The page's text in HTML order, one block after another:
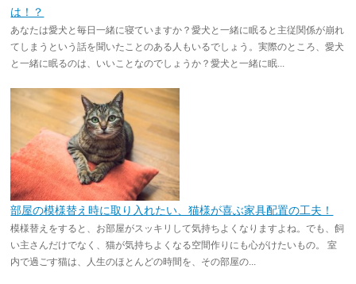
は！？
あなたは愛犬と毎日一緒に寝ていますか？愛犬と一緒に眠ると主従関係が崩れ
てしまうという話を聞いたことのある人もいるでしょう。実際のところ、愛犬
と一緒に眠るのは、いいことなのでしょうか？愛犬と一緒に眠...
部屋の模様替え時に取り入れたい、猫様が喜ぶ家具配置の工夫！
模様替えをすると、お部屋がスッキリして気持ちよくなりますよね。でも、飼
い主さんだけでなく、猫が気持ちよくなる空間作りにも心がけたいもの。 室
内で過ごす猫は、人生のほとんどの時間を、その部屋の...